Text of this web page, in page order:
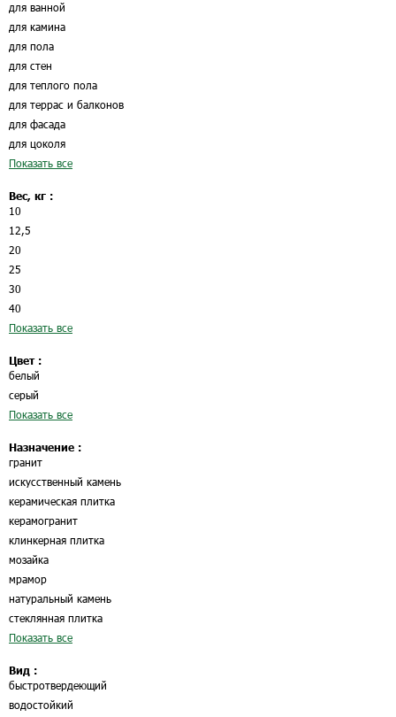
для ванной
для камина
для пола
для стен
для теплого пола
для террас и балконов
для фасада
для цоколя
Показать все
Вес, кг :
10
12,5
20
25
30
40
Показать все
Цвет :
белый
серый
Показать все
Назначение :
гранит
искусственный камень
керамическая плитка
керамогранит
клинкерная плитка
мозайка
мрамор
натуральный камень
стеклянная плитка
Показать все
Вид :
быстротвердеющий
водостойкий